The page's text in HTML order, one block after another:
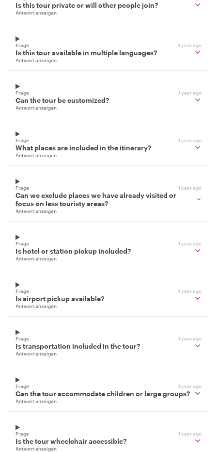
Is this tour private or will other people join?
Antwort anzeigen
Frage 1 year ago
Is this tour available in multiple languages?
Antwort anzeigen
Frage 1 year ago
Can the tour be customized?
Antwort anzeigen
Frage 1 year ago
What places are included in the itinerary?
Antwort anzeigen
Frage 1 year ago
Can we exclude places we have already visited or
focus on less touristy areas?
Antwort anzeigen
Frage 1 year ago
Is hotel or station pickup included?
Antwort anzeigen
Frage 1 year ago
Is airport pickup available?
Antwort anzeigen
Frage 1 year ago
Is transportation included in the tour?
Antwort anzeigen
Frage 1 year ago
Can the tour accommodate children or large groups?
Antwort anzeigen
Frage 1 year ago
Is the tour wheelchair accessible?
Antwort anzeigen